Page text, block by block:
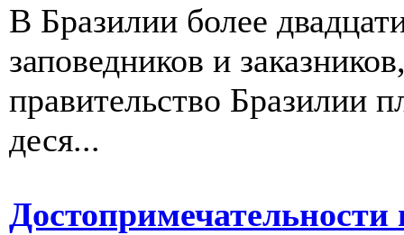
В Бразилии более
заповедников и
правительство Бразилии
деся...